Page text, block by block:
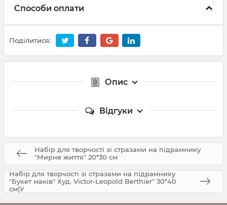
Способи оплати
Поділитися:
Опис
Відгуки
Набір для творчості зі стразами на підрамнику
"Мирне життя" 20*30 см
Набір для творчості зі стразами на підрамнику
"Букет маків" Худ. Victor-Leopold Berthier" 30*40
см(У